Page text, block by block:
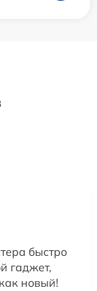
быстро
гаджет,
новый!